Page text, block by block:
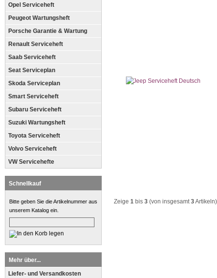
Opel Serviceheft
Peugeot Wartungsheft
Porsche Garantie & Wartung
Renault Serviceheft
Saab Serviceheft
Seat Serviceplan
Skoda Serviceplan
Smart Serviceheft
Subaru Serviceheft
Suzuki Wartungsheft
Toyota Serviceheft
Volvo Serviceheft
VW Servicehefte
Schnellkauf
Bitte geben Sie die Artikelnummer aus
unserem Katalog ein.
Mehr über...
Liefer- und Versandkosten
Zeige 1 bis 3 (von insgesamt3Artikeln)